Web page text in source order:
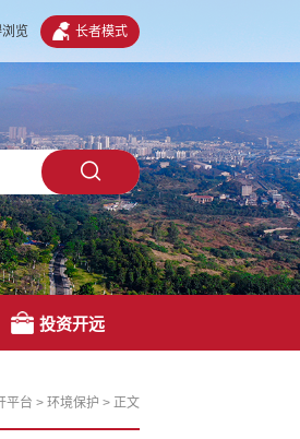
览 长者模式
投资开远
平台 > 环境保护 > 正文